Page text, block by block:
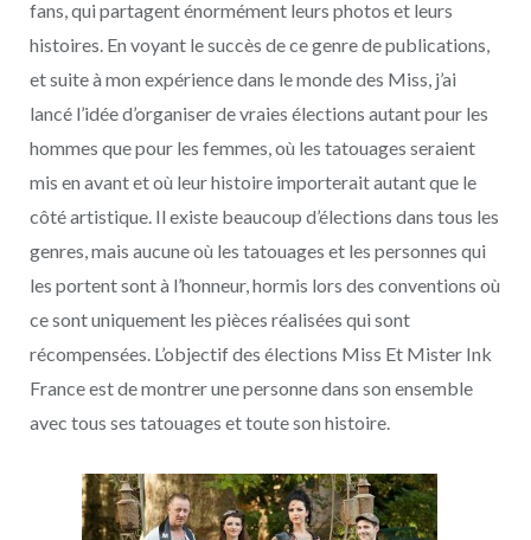
fans, qui partagent énormément leurs photos et leurs
histoires. En voyant le succès de ce genre de publications,
et suite à mon expérience dans le monde des Miss, j’ai
lancé l’idée d’organiser de vraies élections autant pour les
hommes que pour les femmes, où les tatouages seraient
mis en avant et où leur histoire importerait autant que le
côté artistique. Il existe beaucoup d’élections dans tous les
genres, mais aucune où les tatouages et les personnes qui
les portent sont à l’honneur, hormis lors des conventions où
ce sont uniquement les pièces réalisées qui sont
récompensées. L’objectif des élections Miss Et Mister Ink
France est de montrer une personne dans son ensemble
avec tous ses tatouages et toute son histoire.